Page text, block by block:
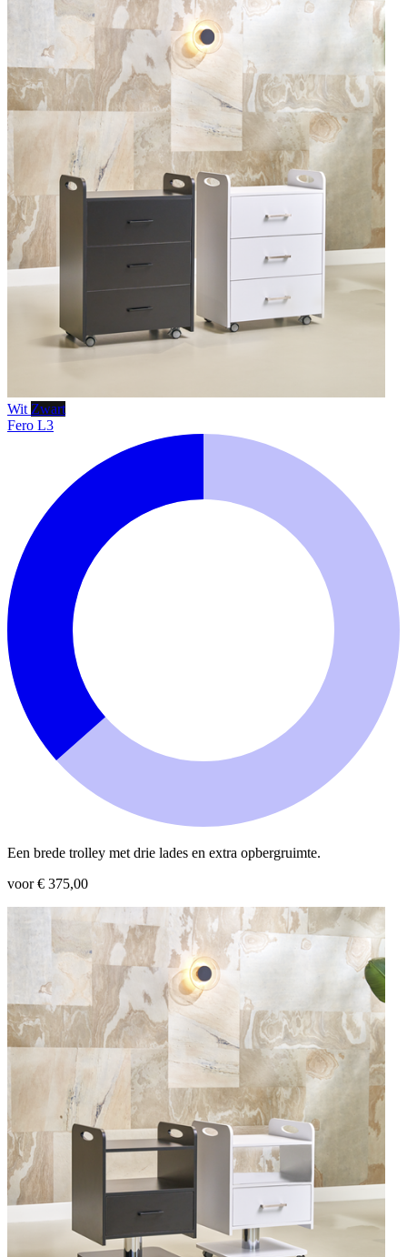
Wit Zwart
Fero L3
Een brede trolley met drie lades en extra opbergruimte.
voor € 375,00